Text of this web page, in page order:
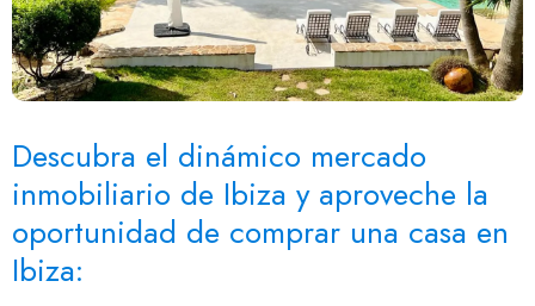
Descubra el dinámico mercado
inmobiliario de Ibiza y aproveche la
oportunidad de comprar una casa en
Ibiza: